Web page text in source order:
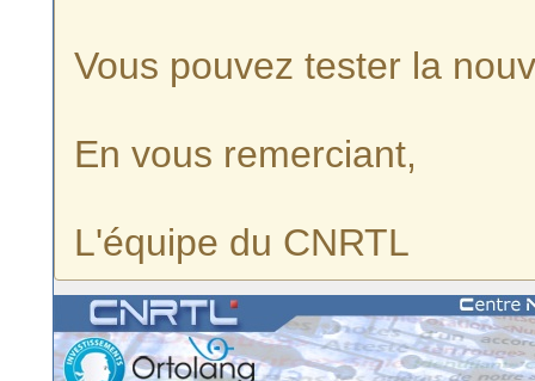
Vous pouvez tester la
En vous remerciant,
L'équipe du CNRTL